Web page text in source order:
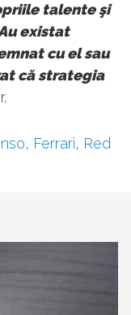
talente şi
existat
cu el sau
că strategia
, Ferrari, Red